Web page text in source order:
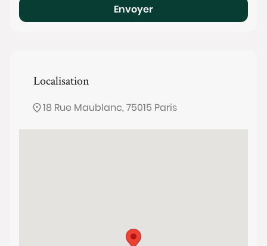
Envoyer
Localisation
18 Rue Maublanc, 75015 Paris